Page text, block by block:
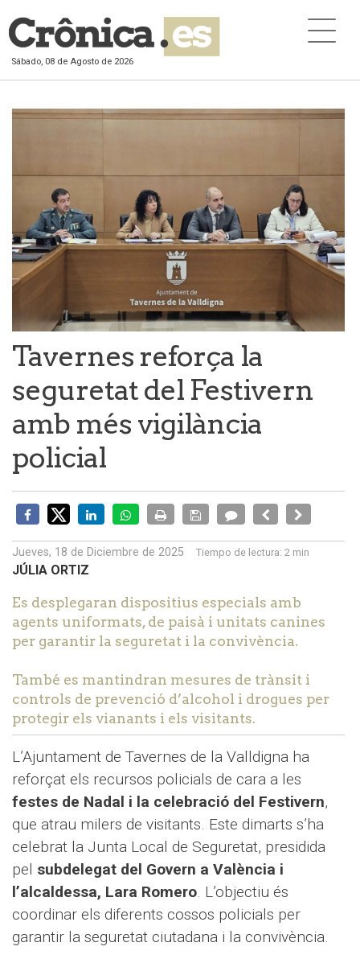
Sábado, 08 de Agosto de 2026
Tavernes reforça la
seguretat del Festivern
amb més vigilància
policial
Jueves, 18 de Diciembre de 2025 Tiempo de lectura: 2 min
JÚLIA ORTIZ
Es desplegaran dispositius especials amb
agents uniformats, de paisà i unitats canines
per garantir la seguretat i la convivència.
També es mantindran mesures de trànsit i
controls de prevenció d’alcohol i drogues per
protegir els vianants i els visitants.
L’Ajuntament de Tavernes de la Valldigna ha
reforçat els recursos policials de cara a les
festes de Nadal i la celebració del Festivern,
que atrau milers de visitants. Este dimarts s’ha
celebrat la Junta Local de Seguretat, presidida
pel subdelegat del Govern a València i
l’alcaldessa, Lara Romero. L’objectiu és
coordinar els diferents cossos policials per
garantir la seguretat ciutadana i la convivència.